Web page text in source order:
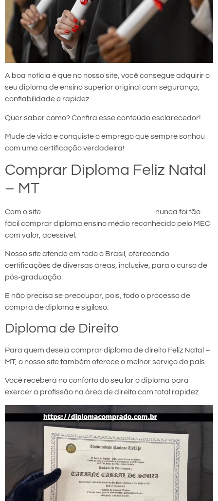
A boa notícia é que no nosso site, você consegue adquirir o
seu diploma de ensino superior original com segurança,
confiabilidade e rapidez.
Quer saber como? Confira esse conteúdo esclarecedor!
Mude de vida e conquiste o emprego que sempre sonhou
com uma certificação verdadeira!
Comprar Diploma Feliz Natal
– MT
Com o site
nunca foi tão
fácil comprar diploma ensino médio reconhecido pelo MEC
com valor, acessível.
Nosso site atende em todo o Brasil, oferecendo
certificações de diversas áreas, inclusive, para o curso de
pós-graduação.
E não precisa se preocupar, pois, todo o processo de
compra de diploma é sigiloso.
Diploma de Direito
Para quem deseja comprar diploma de direito Feliz Natal –
MT, o nosso site também oferece o melhor serviço do país.
Você receberá no conforto do seu lar o diploma para
exercer a profissão na área de direito com total rapidez.